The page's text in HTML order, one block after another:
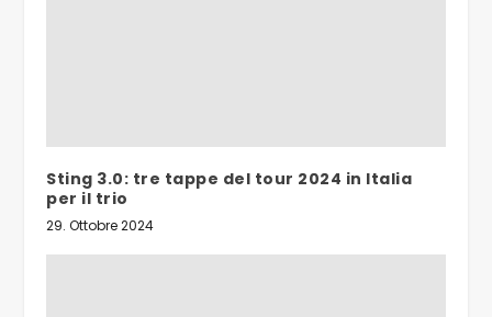
Sting 3.0: tre tappe del tour 2024 in Italia
per il trio
29. Ottobre 2024